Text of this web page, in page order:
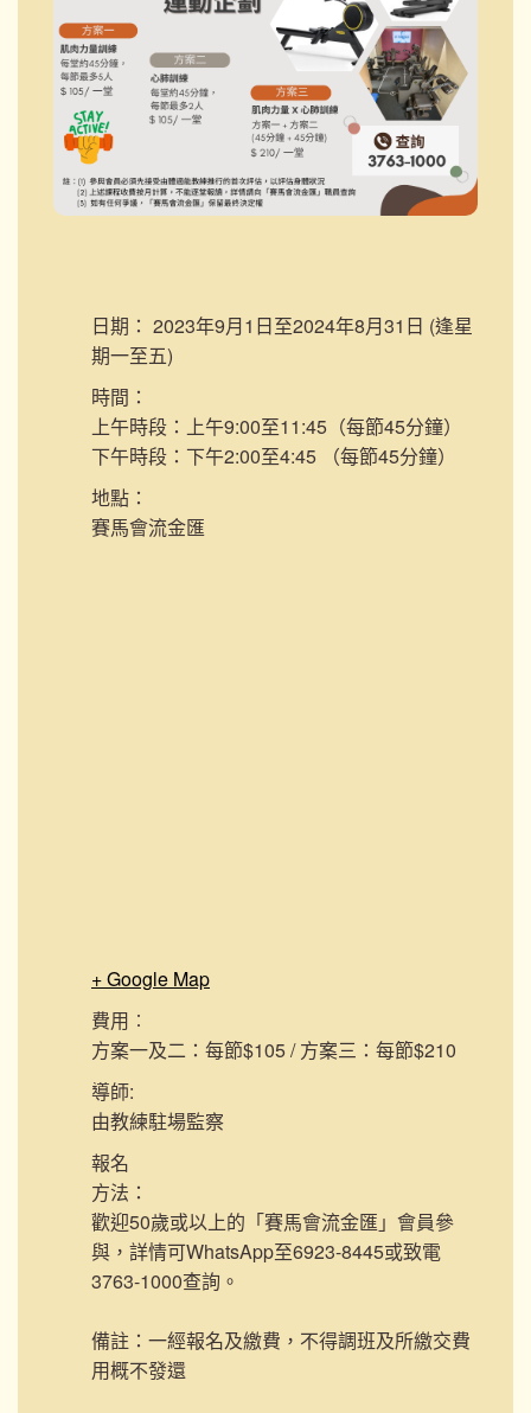
日期： 2023年9月1日至2024年8月31日 (逢星
期一至五)
時間：
上午時段：上午9:00至11:45（每節45分鐘）
下午時段：下午2:00至4:45 （每節45分鐘）
地點：
賽馬會流金匯
+ Google Map
費用︰
方案一及二：每節$105 / 方案三：每節$210
導師:
由教練駐場監察
報名
方法：
歡迎50歲或以上的「賽馬會流金匯」會員參
與，詳情可WhatsApp至6923-8445或致電
3763-1000查詢。
備註：一經報名及繳費，不得調班及所繳交費
用概不發還